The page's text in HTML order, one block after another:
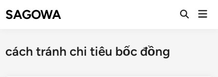
SAGOWA
cách tránh chi tiêu bốc đồng